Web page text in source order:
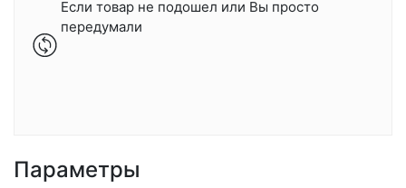
Если товар не подошел или Вы просто
передумали
Параметры